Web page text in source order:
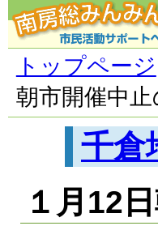
トップページ
朝市開催中
千倉
１月12